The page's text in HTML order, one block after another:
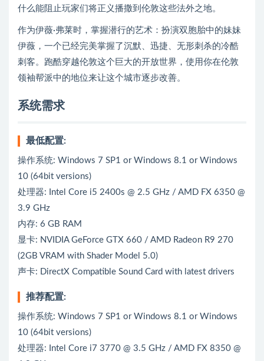
什么能阻止玩家们将正义播撒到伦敦这些法外之地。
作为伊薇·弗莱时，掌握潜行的艺术：扮演双胞胎中的妹妹
伊薇，一个已经完美掌握了沉默、迅捷、无形刺杀的冷酷
刺客。跑酷穿越伦敦这个巨大的开放世界，使用你在伦敦
领袖帮派中的地位来让这个城市逐步改善。
系统需求
最低配置:
操作系统: Windows 7 SP1 or Windows 8.1 or Windows
10 (64bit versions)
处理器: Intel Core i5 2400s @ 2.5 GHz / AMD FX 6350 @
3.9 GHz
内存: 6 GB RAM
显卡: NVIDIA GeForce GTX 660 / AMD Radeon R9 270
(2GB VRAM with Shader Model 5.0)
声卡: DirectX Compatible Sound Card with latest drivers
推荐配置:
操作系统: Windows 7 SP1 or Windows 8.1 or Windows
10 (64bit versions)
处理器: Intel Core i7 3770 @ 3.5 GHz / AMD FX 8350 @